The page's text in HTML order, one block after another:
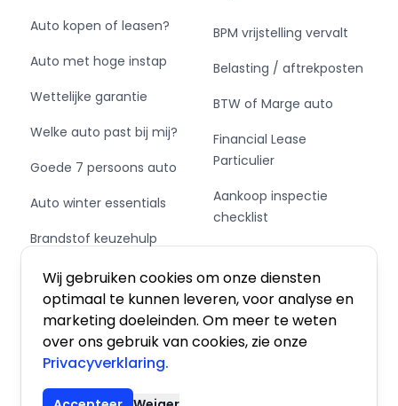
Wij gebruiken cookies om onze diensten
optimaal te kunnen leveren, voor analyse en
marketing doeleinden. Om meer te weten
over ons gebruik van cookies, zie onze
Privacyverklaring.
Auto kopen of leasen?
Auto met hoge instap
Wettelijke garantie
Welke auto past bij mij?
Goede 7 persoons auto
Auto winter essentials
Brandstof keuzehulp
Schakel of automaat?
BPM vrijstelling vervalt
Belasting / aftrekposten
BTW of Marge auto
Financial Lease
Particulier
Aankoop inspectie
checklist
Private Leasen,
Financieren of Kopen?